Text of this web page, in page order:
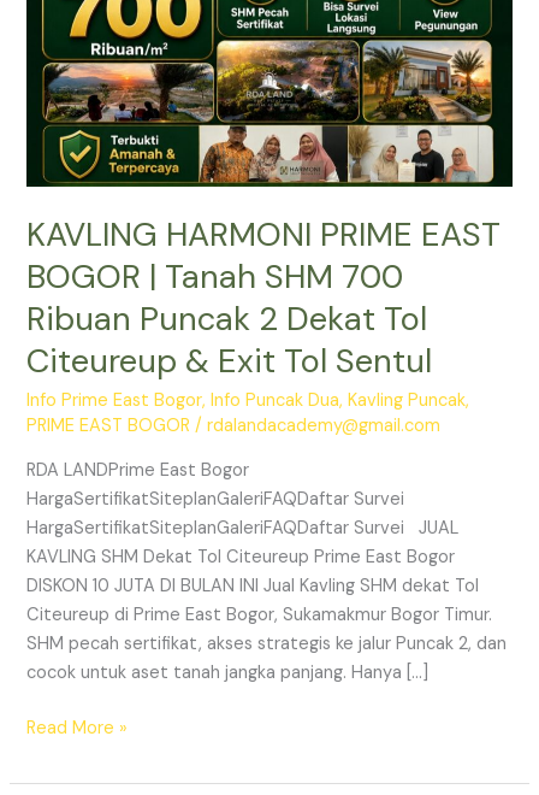
KAVLING HARMONI PRIME EAST
BOGOR | Tanah SHM 700
Ribuan Puncak 2 Dekat Tol
Citeureup & Exit Tol Sentul
Info Prime East Bogor,Info Puncak Dua,Kavling Puncak,
PRIME EAST BOGOR /rdalandacademy@gmail.com
RDA LANDPrime East Bogor
HargaSertifikatSiteplanGaleriFAQDaftar Survei
HargaSertifikatSiteplanGaleriFAQDaftar Survei JUAL
KAVLING SHM Dekat Tol Citeureup Prime East Bogor
DISKON 10 JUTA DI BULAN INI Jual Kavling SHM dekat Tol
Citeureup di Prime East Bogor, Sukamakmur Bogor Timur.
SHM pecah sertifikat, akses strategis ke jalur Puncak 2, dan
cocok untuk aset tanah jangka panjang. Hanya […]
700
Ribuan
Puncak
Dekat
Citeureup
Exit
Tol
Read More »